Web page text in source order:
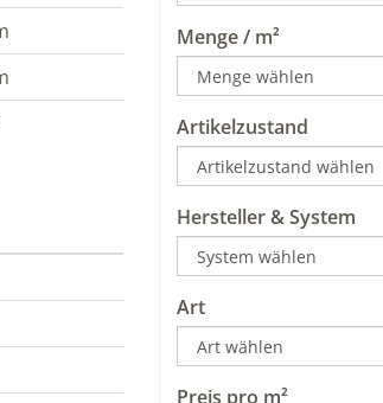
Menge / m²
Artikelzustand
Hersteller & System
Art
Preis pro m²